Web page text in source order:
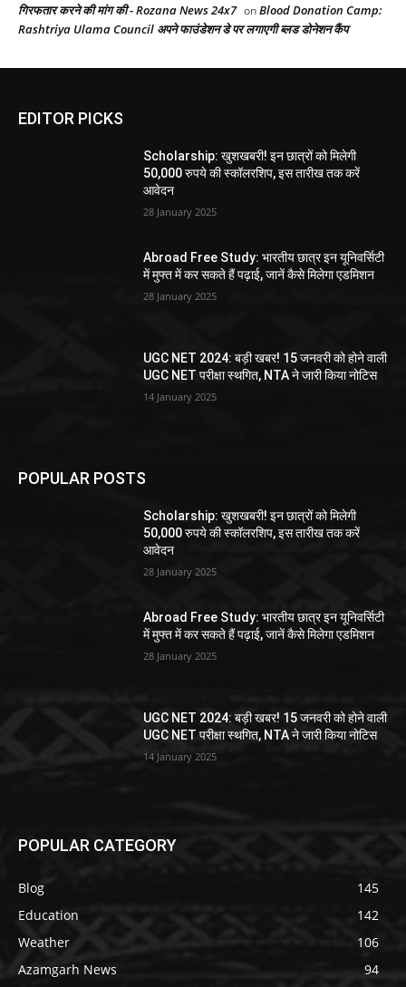
गिरफतार करने की मांग की - Rozana News 24x7 onBlood Donation Camp:
Rashtriya Ulama Council अपने फाउंडेशन डे पर लगाएगी ब्लड डोनेशन कैंप
EDITOR PICKS
Scholarship: खुशखबरी! इन छात्रों को मिलेगी
50,000 रुपये की स्कॉलरशिप, इस तारीख तक करें
आवेदन
28 January 2025
Abroad Free Study: भारतीय छात्र इन यूनिवर्सिटी
में मुफ्त में कर सकते हैं पढ़ाई, जानें कैसे मिलेगा एडमिशन
28 January 2025
UGC NET 2024: बड़ी खबर! 15 जनवरी को होने वाली
UGC NET परीक्षा स्थगित, NTA ने जारी किया नोटिस
14 January 2025
POPULAR POSTS
Scholarship: खुशखबरी! इन छात्रों को मिलेगी
50,000 रुपये की स्कॉलरशिप, इस तारीख तक करें
आवेदन
28 January 2025
Abroad Free Study: भारतीय छात्र इन यूनिवर्सिटी
में मुफ्त में कर सकते हैं पढ़ाई, जानें कैसे मिलेगा एडमिशन
28 January 2025
UGC NET 2024: बड़ी खबर! 15 जनवरी को होने वाली
UGC NET परीक्षा स्थगित, NTA ने जारी किया नोटिस
14 January 2025
POPULAR CATEGORY
Blog
145
Education
142
Weather
106
Azamgarh News
94